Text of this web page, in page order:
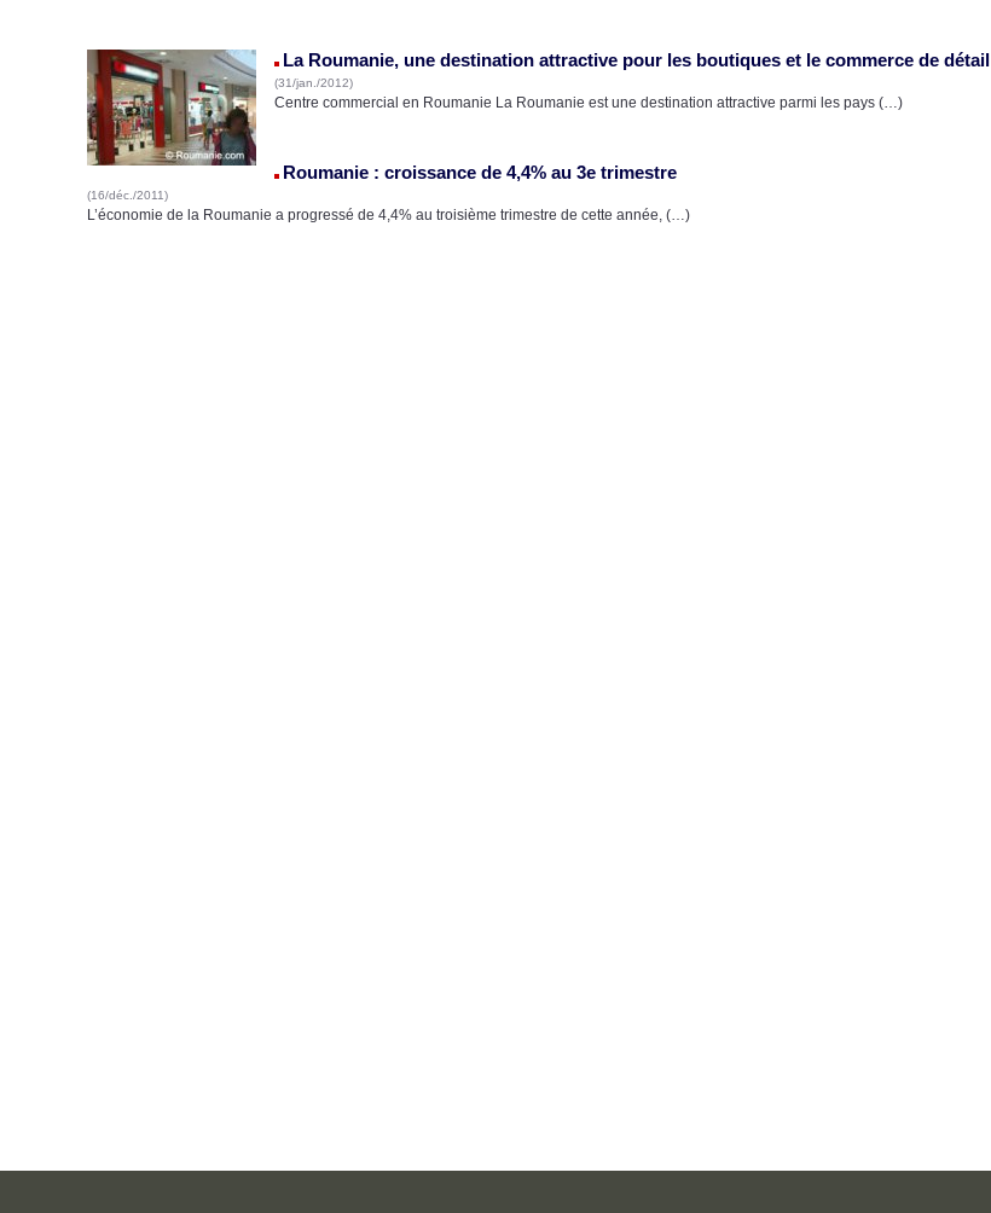
La Roumanie, une destination attractive pour les boutiques et le commerce de détail
(31/jan./2012)
Centre commercial en Roumanie La Roumanie est une destination attractive parmi les pays (…)
Roumanie : croissance de 4,4% au 3e trimestre
(16/déc./2011)
L’économie de la Roumanie a progressé de 4,4% au troisième trimestre de cette année, (…)